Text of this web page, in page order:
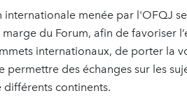
internationale menée par l'OFQJ
du Forum, afin de favoriser
internationaux, de porter la
permettre des échanges sur les
différents continents.